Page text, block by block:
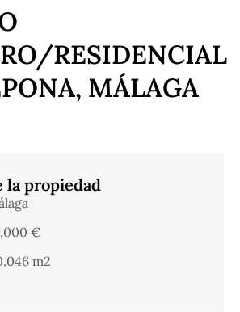
RESIDENCIAL
MÁLAGA
la propiedad
€
m2